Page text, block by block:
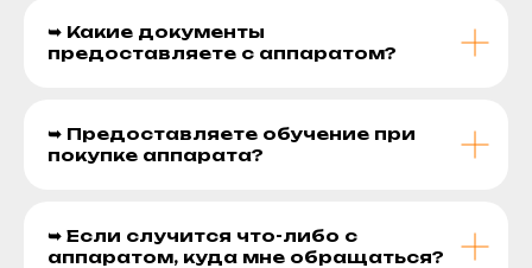
➥ Какие документы
предоставляете с аппаратом?
➥ Предоставляете обучение при
покупке аппарата?
➥ Если случится что-либо с
аппаратом, куда мне обращаться?